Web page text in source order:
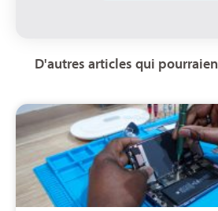
D'autres articles qui